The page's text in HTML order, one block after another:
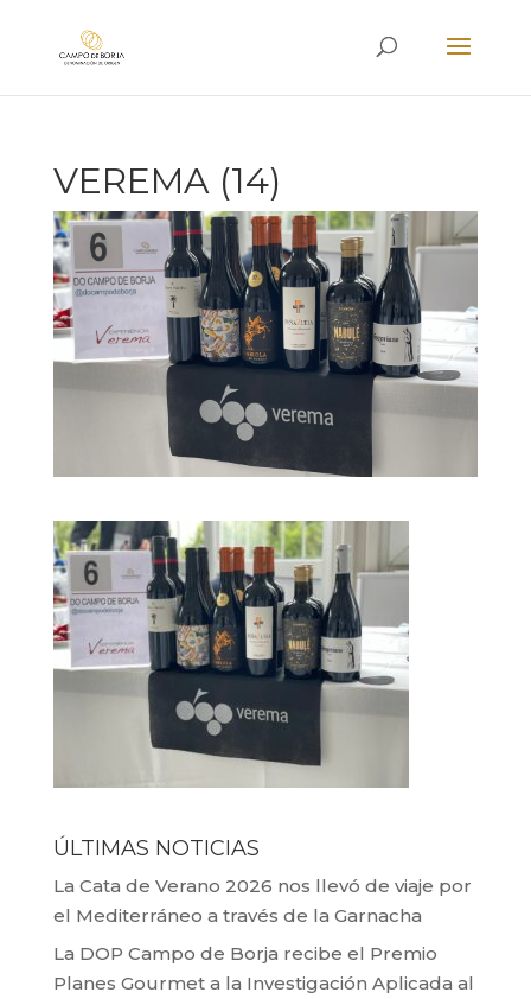
VEREMA (14)
ÚLTIMAS NOTICIAS
La Cata de Verano 2026 nos llevó de viaje por
el Mediterráneo a través de la Garnacha
La DOP Campo de Borja recibe el Premio
Planes Gourmet a la Investigación Aplicada al